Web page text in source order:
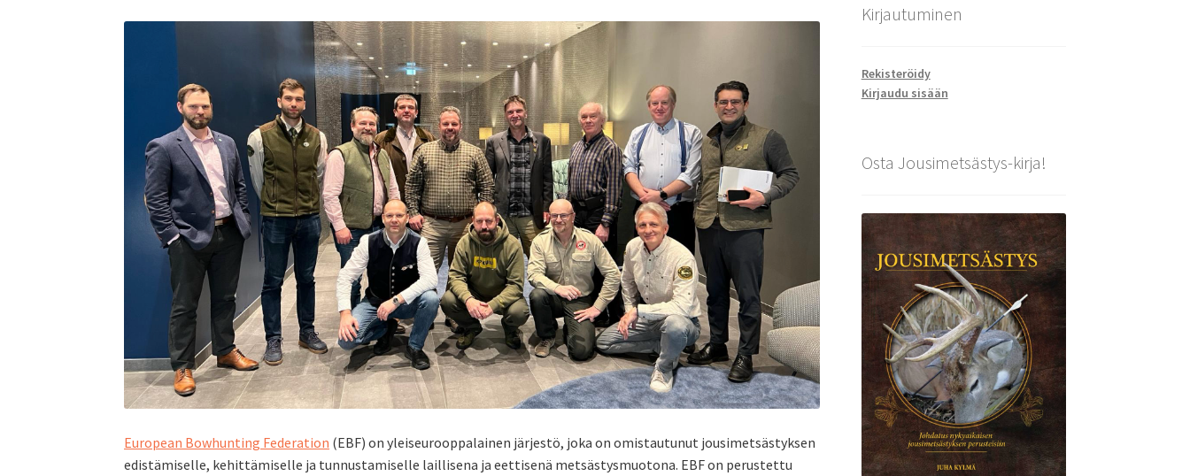
European Bowhunting Federation (EBF) on yleiseurooppalainen järjestö, joka on omistautunut jousimetsästyksen
edistämiselle, kehittämiselle ja tunnustamiselle laillisena ja eettisenä metsästysmuotona. EBF on perustettu
Kirjautuminen
Rekisteröidy
Kirjaudu sisään
Osta Jousimetsästys-kirja!